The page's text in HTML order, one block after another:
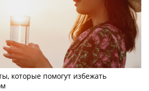
которые помогут избежать